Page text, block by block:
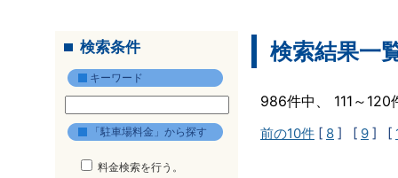
検索条件
キーワード
「駐車場料金」から探す
料金検索を行う。
検索結果一
986件中、 111～
前の10件 [ 8 ] [ 9 ] [